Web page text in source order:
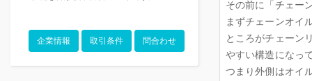
企業情報 取引条件 問合わせ
その前に「チェー
まずチェーンオイ
ところがチェーン
やすい構造になっ
つまり外側はオイ